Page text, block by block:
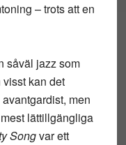
– trots att en
såväl jazz som
kan det
men
lättillgängliga
Songvar ett